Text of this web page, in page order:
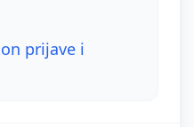
prijave i